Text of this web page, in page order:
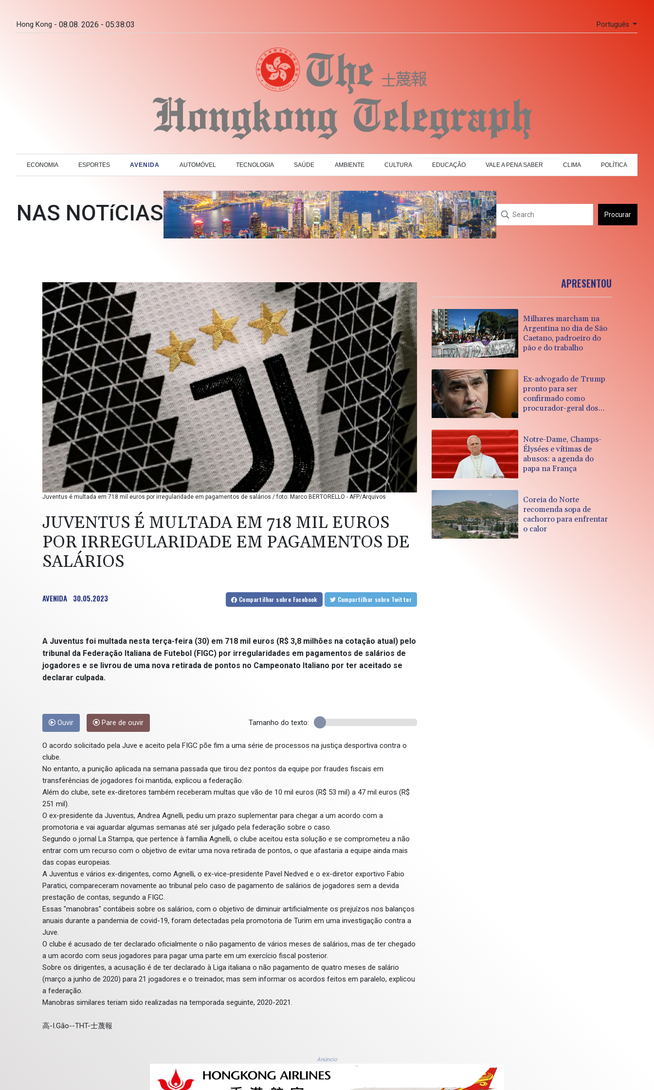
Hong Kong - 08.08. 2026 - 05:38:04 Português
ECONOMIA ESPORTES AVENIDA AUTOMÓVEL TECNOLOGIA SAÚDE AMBIENTE CULTURA EDUCAÇÃO VALE A PENA SABER CLIMA POLÍTICA
NAS NOTíCIAS Procurar
Juventus é multada em 718 mil euros por irregularidade em pagamentos de salários / foto: Marco BERTORELLO - AFP/Arquivos
JUVENTUS É MULTADA EM 718 MIL EUROS
POR IRREGULARIDADE EM PAGAMENTOS DE
SALÁRIOS
AVENIDA 30.05.2023 Compartilhar sobre Facebook Compartilhar sobre Twitter
A Juventus foi multada nesta terça-feira (30) em 718 mil euros (R$ 3,8 milhões na cotação atual) pelo
tribunal da Federação Italiana de Futebol (FIGC) por irregularidades em pagamentos de salários de
jogadores e se livrou de uma nova retirada de pontos no Campeonato Italiano por ter aceitado se
declarar culpada.
Ouvir Pare de ouvir Tamanho do texto:
O acordo solicitado pela Juve e aceito pela FIGC põe fim a uma série de processos na justiça desportiva contra o
clube.
No entanto, a punição aplicada na semana passada que tirou dez pontos da equipe por fraudes fiscais em
transferências de jogadores foi mantida, explicou a federação.
Além do clube, sete ex-diretores também receberam multas que vão de 10 mil euros (R$ 53 mil) a 47 mil euros (R$
251 mil).
O ex-presidente da Juventus, Andrea Agnelli, pediu um prazo suplementar para chegar a um acordo com a
promotoria e vai aguardar algumas semanas até ser julgado pela federação sobre o caso.
Segundo o jornal La Stampa, que pertence à família Agnelli, o clube aceitou esta solução e se comprometeu a não
entrar com um recurso com o objetivo de evitar uma nova retirada de pontos, o que afastaria a equipe ainda mais
das copas europeias.
A Juventus e vários ex-dirigentes, como Agnelli, o ex-vice-presidente Pavel Nedved e o ex-diretor exportivo Fabio
Paratici, compareceram novamente ao tribunal pelo caso de pagamento de salários de jogadores sem a devida
prestação de contas, segundo a FIGC.
Essas "manobras" contábeis sobre os salários, com o objetivo de diminuir artificialmente os prejuízos nos balanços
anuais durante a pandemia de covid-19, foram detectadas pela promotoria de Turim em uma investigação contra a
Juve.
O clube é acusado de ter declarado oficialmente o não pagamento de vários meses de salários, mas de ter chegado
a um acordo com seus jogadores para pagar uma parte em um exercício fiscal posterior.
Sobre os dirigentes, a acusação é de ter declarado à Liga italiana o não pagamento de quatro meses de salário
(março a junho de 2020) para 21 jogadores e o treinador, mas sem informar os acordos feitos em paralelo, explicou
a federação.
Manobras similares teriam sido realizadas na temporada seguinte, 2020-2021.
高-I.Gāo--THT-士蔑報
APRESENTOU
Milhares marcham na
Argentina no dia de São
Caetano, padroeiro do
pão e do trabalho
Ex-advogado de Trump
pronto para ser
confirmado como
procurador-geral dos
Notre-Dame, Champs-
Élysées e vítimas de
abusos: a agenda do
papa na França
Coreia do Norte
recomenda sopa de
cachorro para enfrentar
o calor
Anúncio